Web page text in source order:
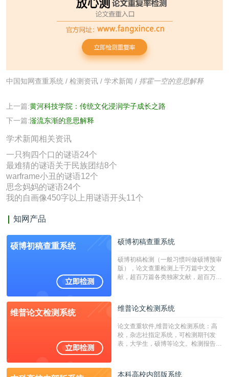
中国知网查重系统 / 检测资讯 / 学术新闻 / 挥霍一空的意思解释
上一篇:黄河科技学院：传统文化浸润学子成长之路
下一篇:滏流东渐的意思解释
学术新闻相关资讯
一只狗四个口的谜语24个
最难猜的谜语关于民族团结8个
warframe小丑的谜语12个
思念妈妈的谜语24个
我的自画像450字以上用谜语开头11个
知网产品
硕博初稿查重系统 硕博初稿查重系统
硕博初稿检测（一般习惯叫做硕博预审
版），论文查重检测上千万篇中文文
献，超百万篇各类独家文献，超百万港
校用来检测硕博论文的系统，检测范围
广，数据来源真实，检测算法合理!本
字符数30万）
维普论文检测系统 维普论文检测系统
论文查重软件,维普论文检测系统：高
校，杂志社指定系统，可检测期刊发
表，大学生，硕博等论文。检测报告支
本科高校内部版系统